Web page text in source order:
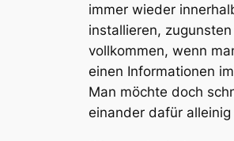
immer wieder
installieren,
vollkommen, wenn
einen Informationen
Man möchte doch
einander dafür